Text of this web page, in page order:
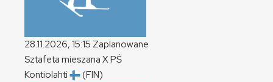
28.11.2026, 15:15 Zaplanowane
Sztafeta mieszana XPŚ
Kontiolahti
(FIN)